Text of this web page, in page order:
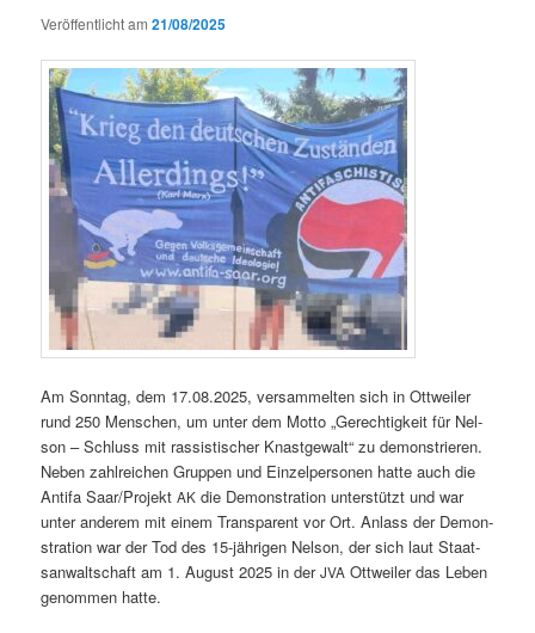
Veröffentlicht am21/08/2025
Am Sonntag, dem 17.08.2025, ver­sam­melten sich in Ottweil­er
rund 250 Men­schen, um unter dem Mot­to „Gerechtigkeit für Nel­
son – Schluss mit ras­sis­tis­ch­er Knast­ge­walt“ zu demon­stri­eren.
Neben zahlre­ichen Grup­pen und Einzelper­so­n­en hat­te auch die
Antifa Saar/ProjektAK die Demon­stra­tion unter­stützt und war
unter anderem mit einem Trans­par­ent vor Ort. Anlass der Demon­
stra­tion war der Tod des 15-jähri­gen Nel­son, der sichlaut Staat­
san­waltschaftam 1. August 2025 in derJVA Ottweil­er das Leben
genom­men hatte.